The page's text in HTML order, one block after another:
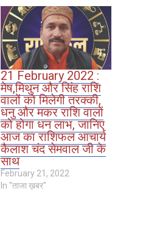
21 February 2022 :
मेष,मिथुन और सिंह राशि
वालों को मिलेगी तरक्की,
धनु और मकर राशि वालों
को होगा धन लाभ, जानिए
आज का राशिफल आचार्य
कैलाश चंद सेमवाल जी के
साथ
February 21, 2022
In "ताजा ख़बर"